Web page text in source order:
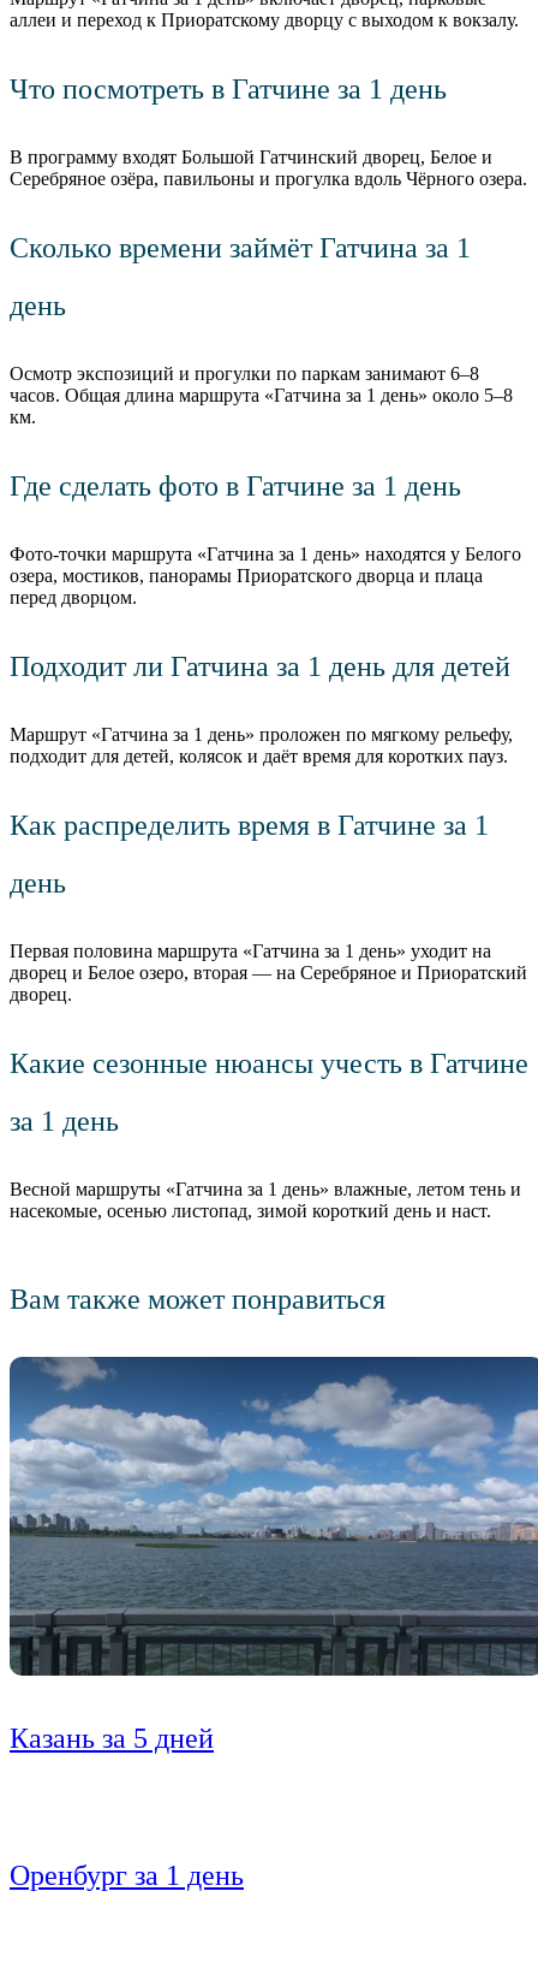
аллеи и переход к Приоратскому дворцу с выходом к вокзалу.
Что посмотреть в Гатчине за 1 день
В программу входят Большой Гатчинский дворец, Белое и
Серебряное озёра, павильоны и прогулка вдоль Чёрного озера.
Сколько времени займёт Гатчина за 1
день
Осмотр экспозиций и прогулки по паркам занимают 6–8
часов. Общая длина маршрута «Гатчина за 1 день» около 5–8
км.
Где сделать фото в Гатчине за 1 день
Фото-точки маршрута «Гатчина за 1 день» находятся у Белого
озера, мостиков, панорамы Приоратского дворца и плаца
перед дворцом.
Подходит ли Гатчина за 1 день для детей
Маршрут «Гатчина за 1 день» проложен по мягкому рельефу,
подходит для детей, колясок и даёт время для коротких пауз.
Как распределить время в Гатчине за 1
день
Первая половина маршрута «Гатчина за 1 день» уходит на
дворец и Белое озеро, вторая — на Серебряное и Приоратский
дворец.
Какие сезонные нюансы учесть в Гатчине
за 1 день
Весной маршруты «Гатчина за 1 день» влажные, летом тень и
насекомые, осенью листопад, зимой короткий день и наст.
Вам также может понравиться
Казань за 5 дней
Оренбург за 1 день